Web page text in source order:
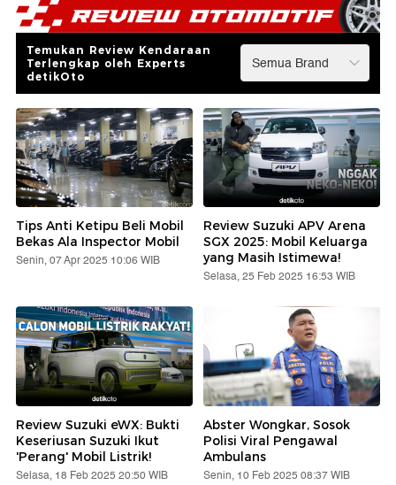
Temukan Review Kendaraan
Terlengkap oleh Experts
detikOto
Tips Anti Ketipu Beli Mobil
Bekas Ala Inspector Mobil
Senin, 07 Apr 2025 10:06 WIB
Review Suzuki APV Arena
SGX 2025: Mobil Keluarga
yang Masih Istimewa!
Selasa, 25 Feb 2025 16:53 WIB
Review Suzuki eWX: Bukti
Keseriusan Suzuki Ikut
'Perang' Mobil Listrik!
Selasa, 18 Feb 2025 20:50 WIB
Abster Wongkar, Sosok
Polisi Viral Pengawal
Ambulans
Senin, 10 Feb 2025 08:37 WIB